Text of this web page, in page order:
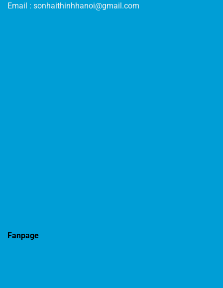
Email : sonhaithinhhanoi@gmail.com
Fanpage